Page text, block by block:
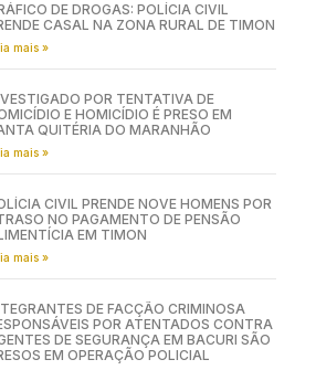
DE DROGAS: POLÍCIA CIVIL
CASAL NA ZONA RURAL DE TIMON
mais »
POR TENTATIVA DE
E HOMICÍDIO É PRESO EM
QUITÉRIA DO MARANHÃO
mais »
CIVIL PRENDE NOVE HOMENS POR
NO PAGAMENTO DE PENSÃO
EM TIMON
mais »
DE FACÇÃO CRIMINOSA
POR ATENTADOS CONTRA
DE SEGURANÇA EM BACURI SÃO
EM OPERAÇÃO POLICIAL